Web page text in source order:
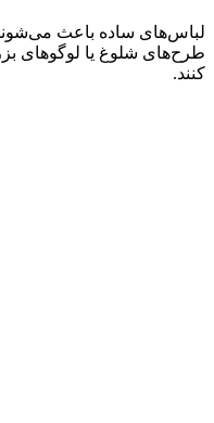
لباس‌های ساده باعث
طرح‌های شلوغ یا لوگوهای
کنند.